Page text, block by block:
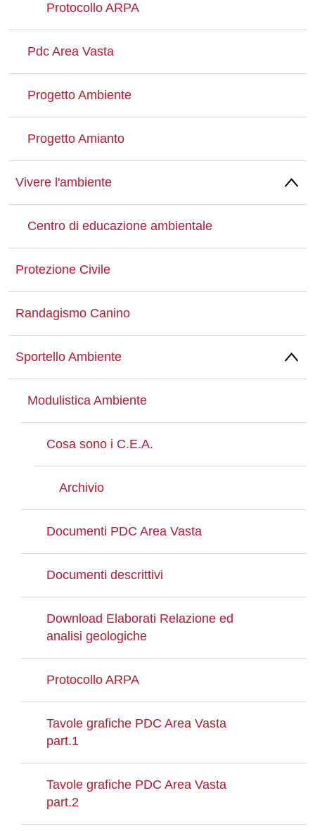
Protocollo ARPA
Pdc Area Vasta
Progetto Ambiente
Progetto Amianto
Vivere l'ambiente
Centro di educazione ambientale
Protezione Civile
Randagismo Canino
Sportello Ambiente
Modulistica Ambiente
Cosa sono i C.E.A.
Archivio
Documenti PDC Area Vasta
Documenti descrittivi
Download Elaborati Relazione ed
analisi geologiche
Protocollo ARPA
Tavole grafiche PDC Area Vasta
part.1
Tavole grafiche PDC Area Vasta
part.2